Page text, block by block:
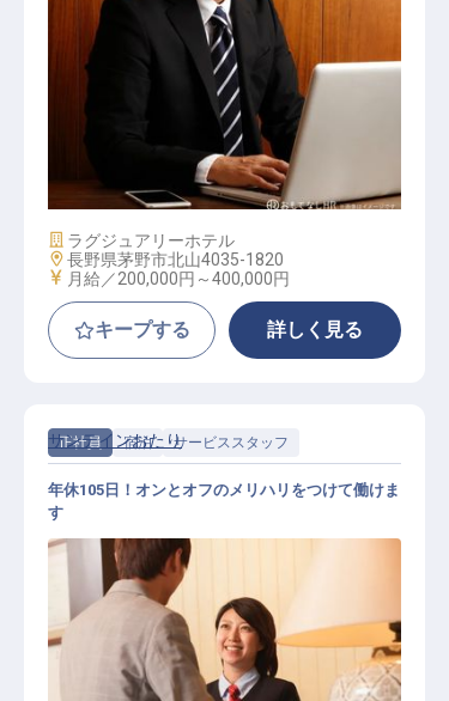
料飲マネージャー
施設業態
ラグジュアリーホテル
勤務地
長野県茅野市北山4035-1820
給与
月給／200,000円～400,000円
キープする 詳しく見る
正社員 宿泊 サービススタッフ
サンテインおたり
年休105日！オンとオフのメリハリをつけて働けま
す